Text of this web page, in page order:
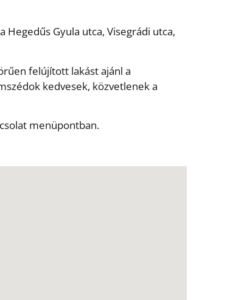
Gyula utca, Visegrádi utca,
felújított lakást ajánl a
kedvesek, közvetlenek a
menüpontban.